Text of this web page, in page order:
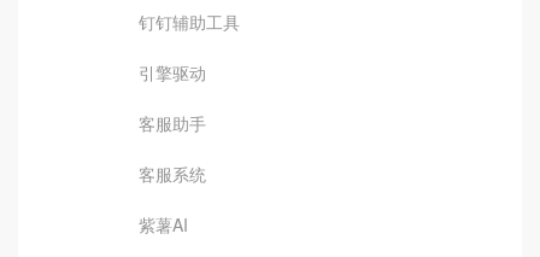
钉钉辅助工具
引擎驱动
客服助手
客服系统
紫薯AI